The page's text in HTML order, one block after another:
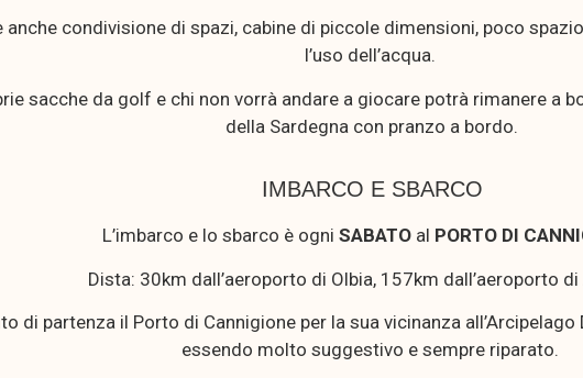
anche condivisione di spazi, cabine di piccole dimensioni, poco
l’uso dell’acqua.
sacche da golf e chi non vorrà andare a giocare potrà rimanere a
della Sardegna con pranzo a bordo.
IMBARCO E SBARCO
L’imbarco e lo sbarco è ogni SABATO al PORTO DI
Dista: 30km dall’aeroporto di Olbia, 157km dall’aeroporto di
di partenza il Porto di Cannigione per la sua vicinanza
essendo molto suggestivo e sempre riparato.